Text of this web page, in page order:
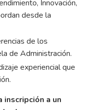
Innovación,
desde la
de los
de Administración.
experiencial que
a un